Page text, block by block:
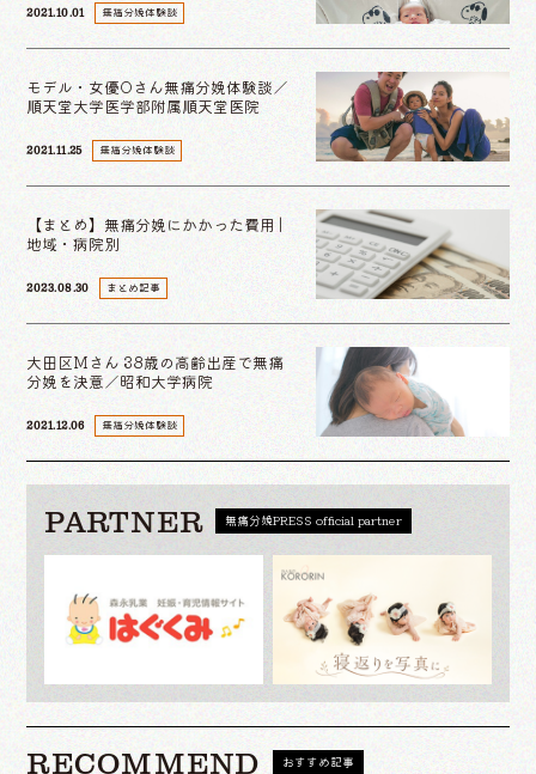
2021.10.01 無痛分娩体験談
2021.11.25 無痛分娩体験談
モデル・女優Oさん無痛分娩体験談／
順天堂大学医学部附属順天堂医院
2023.08.30 まとめ記事
【まとめ】無痛分娩にかかった費用 |
地域・病院別
2021.12.06 無痛分娩体験談
大田区Mさん 38歳の高齢出産で無痛
分娩を決意／昭和大学病院
PARTNER 無痛分娩PRESS official partner
RECOMMEND おすすめ記事